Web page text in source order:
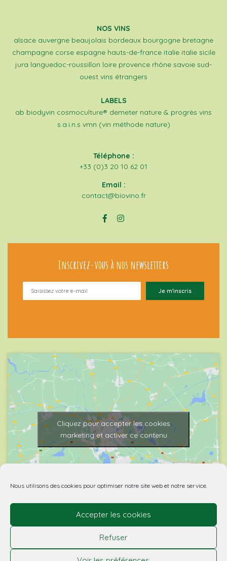
Nous utilisons des cookies pour optimiser notre site web et notre service.
Accepter les cookies
Refuser
NOS VINS
alsace auvergne beaujolais bordeaux bourgogne bretagne
champagne corse espagne hauts-de-france italie italie sicile
jura languedoc-roussillon loire provence rhône savoie sud-
ouest vins étrangers
LABELS
ab biodyvin cosmoculture® demeter nature & progrès vins
s.a.i.n.s vmn (vin méthode nature)
Téléphone :
+33 (0)3 20 10 62 01
Email :
contact@biovino.fr
Inscrivez-vous à nos newsletters
Cliquez pour accepter les cookies
marketing et activer ce contenu
© 2026 Biovino | made with by Agence Spritz.
L’abus d’alcool est dangereux pour la santé. À boire